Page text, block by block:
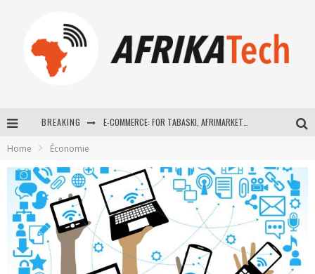
BREAKING
New to online sports betting? Consider These Tips to Play Your First Online Sports Betting Successfully
How Technology Has Changed Sports
Home Économie